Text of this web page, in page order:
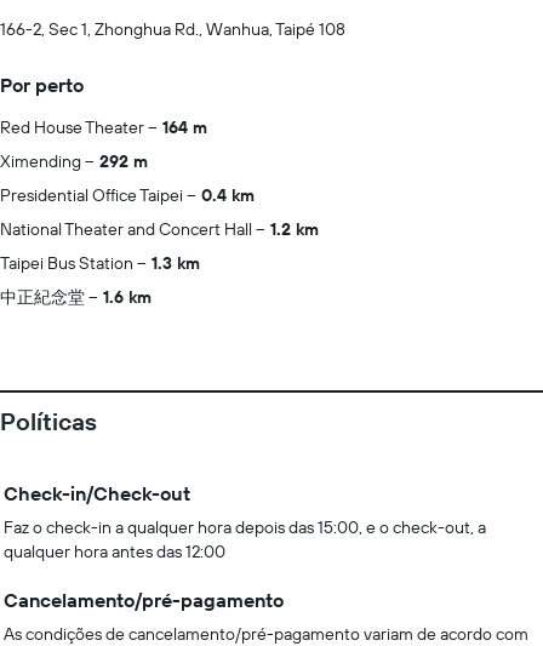
166-2, Sec 1, Zhonghua Rd., Wanhua, Taipé 108
Por perto
Red House Theater
164 m
Ximending
292 m
Presidential Office Taipei
0.4 km
National Theater and Concert Hall
1.2 km
Taipei Bus Station
1.3 km
中正紀念堂
1.6 km
Políticas
Check-in/Check-out
Faz o check-in a qualquer hora depois das 15:00, e o check-out, a
qualquer hora antes das 12:00
Cancelamento/pré-pagamento
As condições de cancelamento/pré-pagamento variam de acordo com